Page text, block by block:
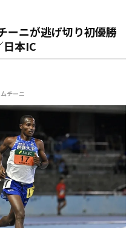
ーニが逃げ切り初優勝
日本IC
チーニ